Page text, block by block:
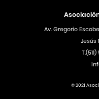
Av. Gregorio
Jesús
© 2021